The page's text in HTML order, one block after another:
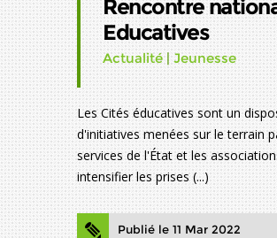
Rencontre
Educatives
Actualité | Jeunesse
Les Cités éducatives sont un
d'initiatives menées sur le terrain
services de l'État et les
intensifier les prises (...)
Publié le 11 Mar 2022